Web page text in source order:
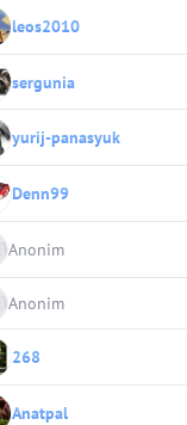
leos2010
sergunia
yurij-panasyuk
Denn99
Anonim
Anonim
268
Anatpal